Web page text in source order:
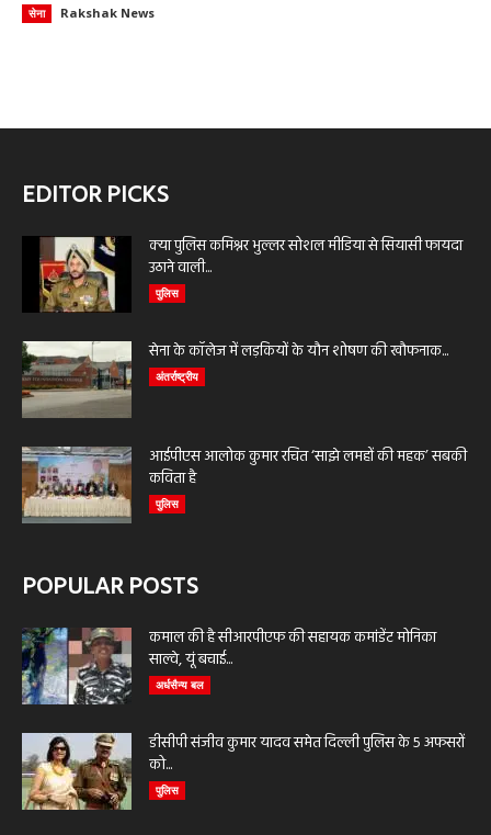
सेना Rakshak News
EDITOR PICKS
क्या पुलिस कमिश्नर भुल्लर सोशल मीडिया से सियासी फायदा
उठाने वाली...
पुलिस
सेना के कॉलेज में लड़कियों के यौन शोषण की खौफनाक...
अंतर्राष्ट्रीय
आईपीएस आलोक कुमार रचित ‘साझे लमहों की महक’ सबकी
कविता है
पुलिस
POPULAR POSTS
कमाल की है सीआरपीएफ की सहायक कमांडेंट मोनिका
साल्वे, यूं बचाई...
अर्धसैन्य बल
डीसीपी संजीव कुमार यादव समेत दिल्ली पुलिस के 5 अफसरों
को...
पुलिस